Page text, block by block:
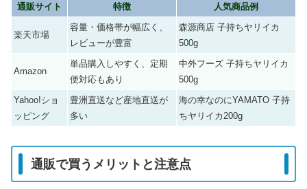
通販サイト 特徴 人気商品例
楽天市場
容量・価格帯が幅広く、
レビューが豊富
森源商店 子持ちヤリイカ
500g
Amazon
単品購入しやすく、定期
便対応もあり
中外フーズ 子持ちヤリイカ
500g
Yahoo!ショ
ッピング
豊洲直送など産地直送が
多い
海の幸なのにYAMATO 子持
ちヤリイカ200g
通販で買うメリットと注意点